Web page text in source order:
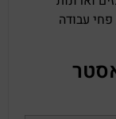
עבודה